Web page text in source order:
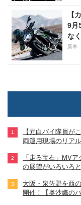
【
9月
な
新車
【元白バイ隊員が
両運用現場のリアル
「走る宝石」MV
の展望がいろいろ
大阪・泉佐野を西
開催！【奥沙織の